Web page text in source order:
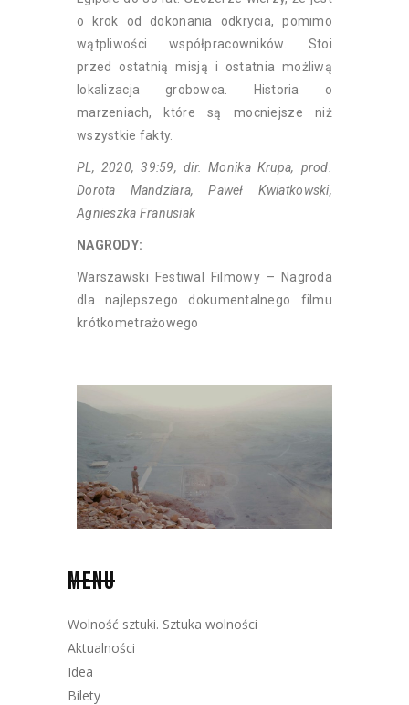
o krok od dokonania odkrycia, pomimo
wątpliwości współpracowników. Stoi
przed ostatnią misją i ostatnia możliwą
lokalizacja grobowca. Historia o
marzeniach, które są mocniejsze niż
wszystkie fakty.
PL, 2020, 39:59, dir. Monika Krupa, prod.
Dorota Mandziara, Paweł Kwiatkowski,
Agnieszka Franusiak
NAGRODY:
Warszawski Festiwal Filmowy – Nagroda
dla najlepszego dokumentalnego filmu
krótkometrażowego
MENU
Wolność sztuki. Sztuka wolności
Aktualności
Idea
Bilety